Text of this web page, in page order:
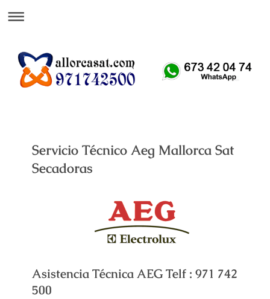
Servicio Técnico Aeg Mallorca Sat
Secadoras
Asistencia Técnica AEG Telf : 971 742
500